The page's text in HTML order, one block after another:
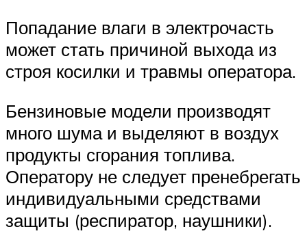
Попадание влаги в электрочасть
может стать причиной выхода из
строя косилки и травмы оператора.
Бензиновые модели производят
много шума и выделяют в воздух
продукты сгорания топлива.
Оператору не следует пренебрегать
индивидуальными средствами
защиты (респиратор, наушники).